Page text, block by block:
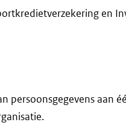
en
persoonsgegevens aan